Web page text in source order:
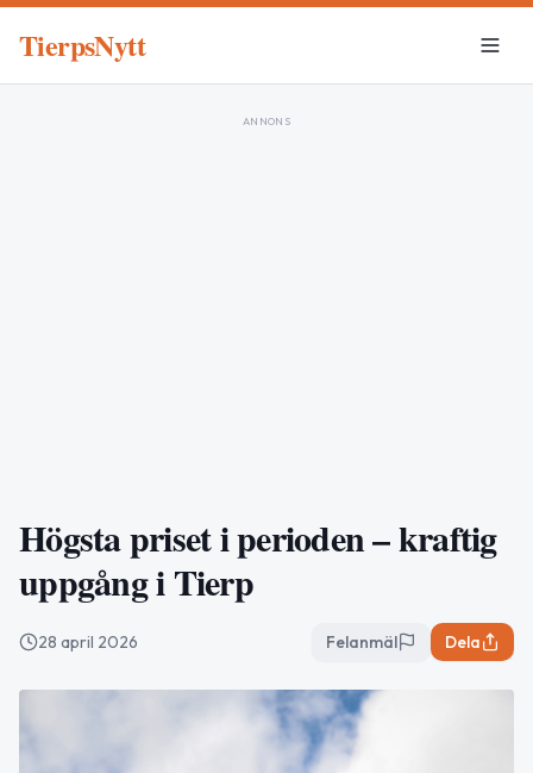
TierpsNytt
ANNONS
Högsta priset i perioden – kraftig
uppgång i Tierp
28 april 2026 Felanmäl Dela